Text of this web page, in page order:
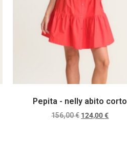
Pepita - nelly abito corto
156,00€ 124,00€